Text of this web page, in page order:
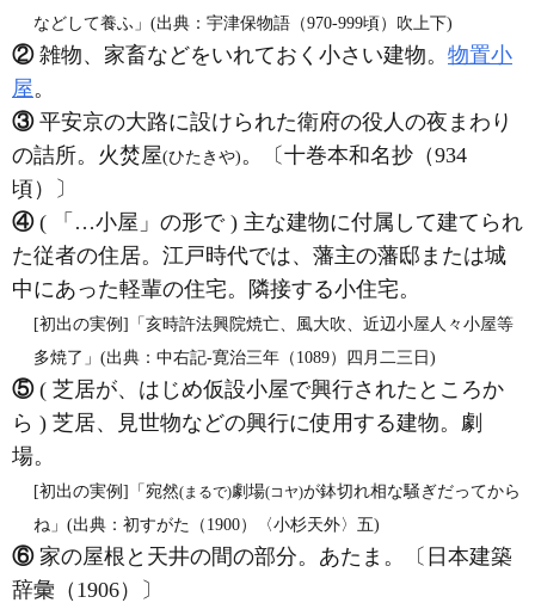
などして養ふ」(出典：宇津保物語（970‐999頃）吹上下)
②雑物、家畜などをいれておく小さい建物。 物置小
屋。
③平安京の大路に設けられた衛府の役人の夜まわり
の詰所。火焚屋(ひたきや)。〔十巻本和名抄（934
頃）〕
④( 「…小屋」の形で ) 主な建物に付属して建てられ
た従者の住居。江戸時代では、藩主の藩邸または城
中にあった軽輩の住宅。隣接する小住宅。
[初出の実例]「亥時許法興院焼亡、風大吹、近辺小屋人々小屋等
多焼了」(出典：中右記‐寛治三年（1089）四月二三日)
⑤( 芝居が、はじめ仮設小屋で興行されたところか
ら ) 芝居、見世物などの興行に使用する建物。劇
場。
[初出の実例]「宛然(まるで)劇場(コヤ)が鉢切れ相な騒ぎだってから
ね」(出典：初すがた（1900）〈小杉天外〉五)
⑥家の屋根と天井の間の部分。あたま。〔日本建築
辞彙（1906）〕